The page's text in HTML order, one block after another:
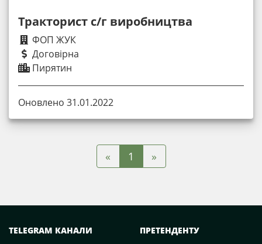
Тракторист с/г виробництва
ФОП ЖУК
Договірна
Пирятин
Оновлено 31.01.2022
« 1 »
TELEGRAM КАНАЛИ
ПРЕТЕНДЕНТУ